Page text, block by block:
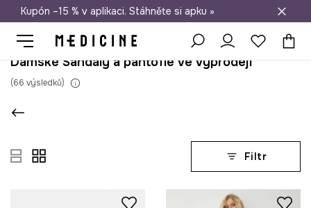
Doprava zdarma při nákupu nad 1 200 Kč
Kupón –15 % v aplikaci. Stáhněte si apku »
Dámské Sandály a pantofle ve výprodeji
(66 výsledků)
Filtr